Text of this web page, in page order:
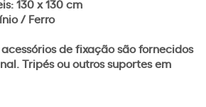
130 x 130 cm
/ Ferro
de fixação são fornecidos
Tripés ou outros suportes em